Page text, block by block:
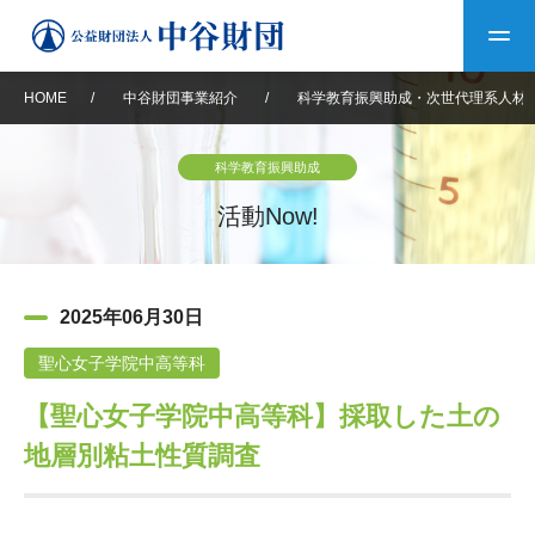
中谷財団について
設立趣意書
沿革 40年史デジタルブック
中谷財団事業紹介
神戸賞 長期大型研究助成
中谷財団動画紹介
その他情報
HOME / 中谷財団事業紹介 / 科学教育振興助成・次世代理系人材
科学教育振興助成
活動Now!
2025年06月30日
聖心女子学院中高等科
【聖心女子学院中高等科】採取した土の
地層別粘土性質調査